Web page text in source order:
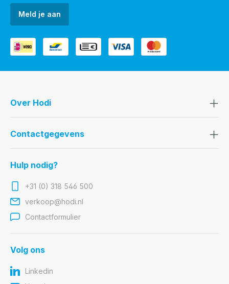
Meld je aan
Volg ons
Linkedin
Over Hodi
Contactgegevens
Hulp nodig?
+31 (0) 318 546 500
verkoop@hodi.nl
Contactformulier